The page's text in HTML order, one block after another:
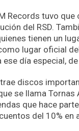
Records tuvo
del RSD.
tienen un
lugar oficial
día especial,
discos
se llama
que hace
del 10% en